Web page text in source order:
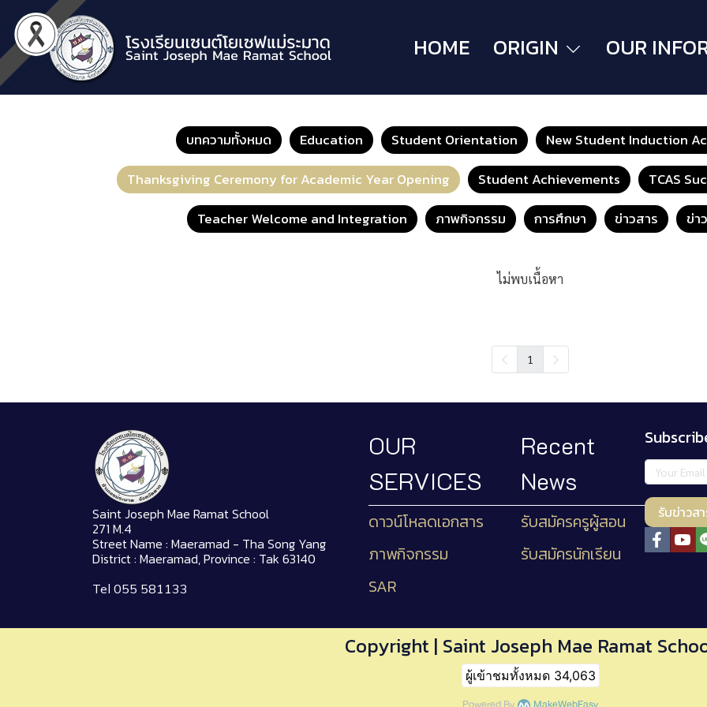
HOME ORIGIN OUR
บทความทั้งหมด Education Student Orientation New Student Induction
Thanksgiving Ceremony for Academic Year Opening
Student Achievements TCAS
Teacher Welcome and Integration
ภาพกิจกรรม การศึกษา ข่าวสาร ข่า
ไม่พบเนื้อหา
1
Saint Joseph Mae Ramat School
271 M.4
Street Name : Maeramad - Tha Song Yang
District : Maeramad, Province : Tak 63140
Tel 055 581133
OUR
SERVICES
ดาวน์โหลดเอกสาร
ภาพกิจกรรม
SAR
Recent
News
รับสมัครครูผู้สอน
รับสมัครนักเรียน
รับข่าวส
Copyright | Saint Joseph Mae Ramat
ผู้เข้าชมทั้งหมด 34,063